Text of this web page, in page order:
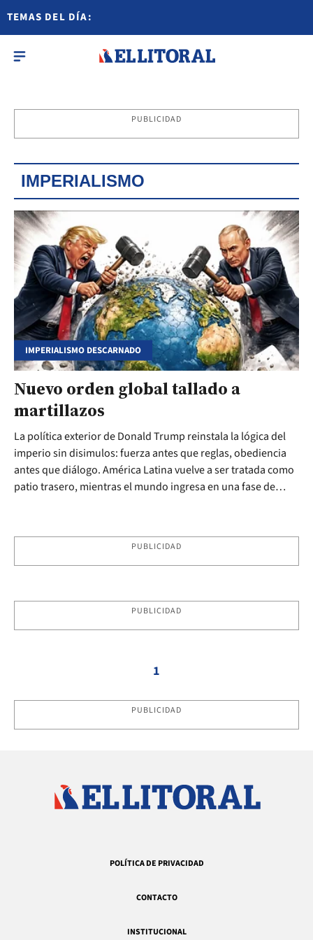
TEMAS DEL DÍA:
PUBLICIDAD
IMPERIALISMO
IMPERIALISMO DESCARNADO
Nuevo orden global tallado a
martillazos
La política exterior de Donald Trump reinstala la lógica del
imperio sin disimulos: fuerza antes que reglas, obediencia
antes que diálogo. América Latina vuelve a ser tratada como
patio trasero, mientras el mundo ingresa en una fase de
PUBLICIDAD
PUBLICIDAD
1
PUBLICIDAD
POLÍTICA DE PRIVACIDAD
CONTACTO
INSTITUCIONAL